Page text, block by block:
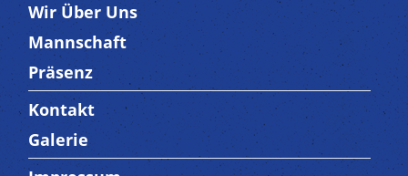
Trenner3
Wir Über Uns
Mannschaft
Präsenz
Trenner4
Kontakt
Galerie